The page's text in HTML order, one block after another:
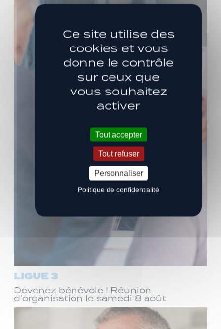
LIGUE 3
Devenez bénévole ! Réunion
d’organisation le samedi 8 août
Ce site utilise des
cookies et vous
donne le contrôle
sur ceux que
vous souhaitez
activer
Tout accepter
Tout refuser
Personnaliser
Politique de confidentialité